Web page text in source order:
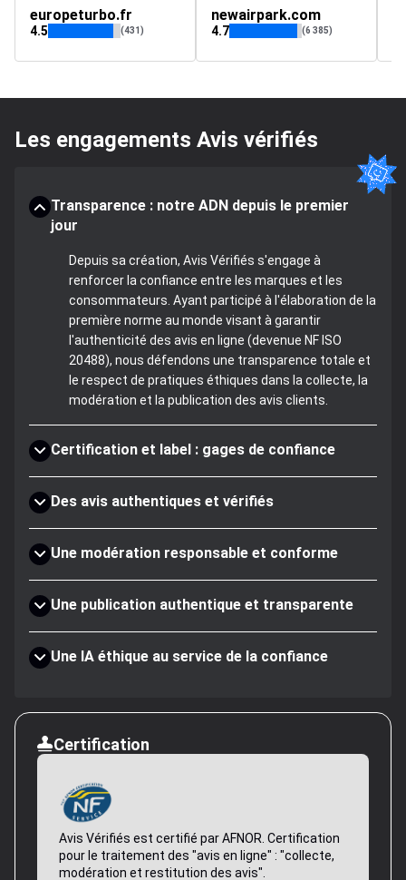
europeturbo.fr
4.5 (431)
newairpark.com
4.7 (6 385)
Les engagements Avis vérifiés
Transparence : notre ADN depuis le premier
jour
Depuis sa création, Avis Vérifiés s'engage à
renforcer la confiance entre les marques et les
consommateurs. Ayant participé à l'élaboration de la
première norme au monde visant à garantir
l'authenticité des avis en ligne (devenue NF ISO
20488), nous défendons une transparence totale et
le respect de pratiques éthiques dans la collecte, la
modération et la publication des avis clients.
Certification et label : gages de confiance
Des avis authentiques et vérifiés
Une modération responsable et conforme
Une publication authentique et transparente
Une IA éthique au service de la confiance
Certification
Avis Vérifiés est certifié par AFNOR. Certification
pour le traitement des "avis en ligne" : "collecte,
modération et restitution des avis".